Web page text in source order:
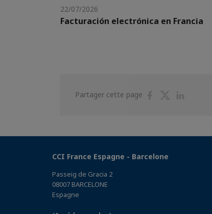
22/07/2026
Facturación electrónica en Francia
Partager cette page
PartagerPartager
CCI France Espagne - Barcelone
Passeig de Gracia 2
08007 BARCELONE
Espagne